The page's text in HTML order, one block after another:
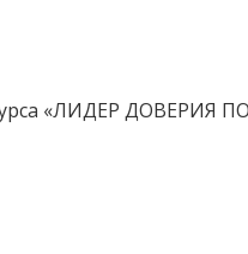
«ЛИДЕР ДОВЕРИЯ